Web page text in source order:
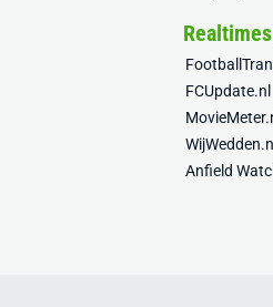
FCUpdate.nl
Anfield